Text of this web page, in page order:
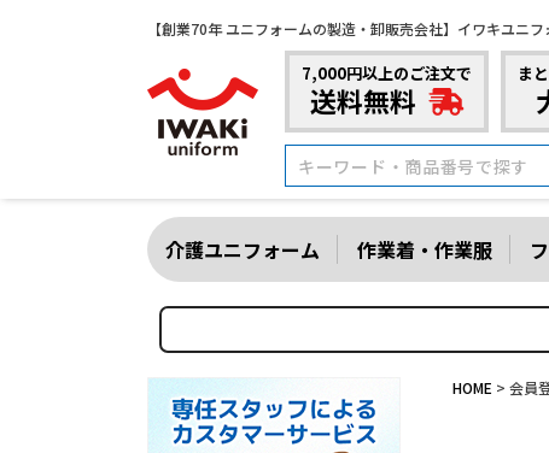
【創業70年 ユニフォームの製造・卸販売会社】イワキユニ
7,000円以上のご注文で
送料無料
ま
介護ユニフォーム 作業着・作業服
HOME 会員